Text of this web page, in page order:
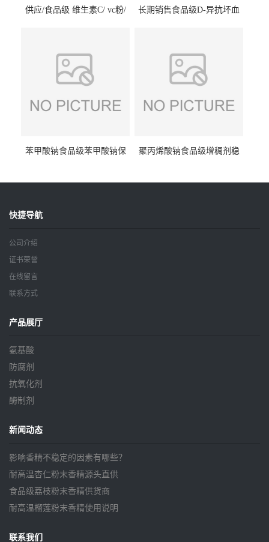
供应/食品级 维生素C/ vc粉/
长期销售食品级D-异抗坏血
苯甲酸钠食品级苯甲酸钠保
聚丙烯酸钠食品级增稠剂稳
快捷导航
公司介绍
证书荣誉
在线留言
联系方式
产品展厅
氨基酸
防腐剂
抗氧化剂
酶制剂
新闻动态
影响香精不稳定的因素有哪些？
耐高温杏仁粉末香精源头直供
食品级荔枝粉末香精供货商
耐高温榴莲粉末香精使用说明
联系我们